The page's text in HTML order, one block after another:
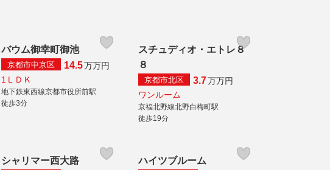
バウム御幸町御池
京都市中京区 14.5万万円
1ＬＤＫ
地下鉄東西線京都市役所前駅
徒歩3分
スチュディオ・エトレ８
８
京都市北区 3.7万万円
ワンルーム
京福北野線北野白梅町駅
徒歩19分
シャリマー西大路 ハイツブルーム